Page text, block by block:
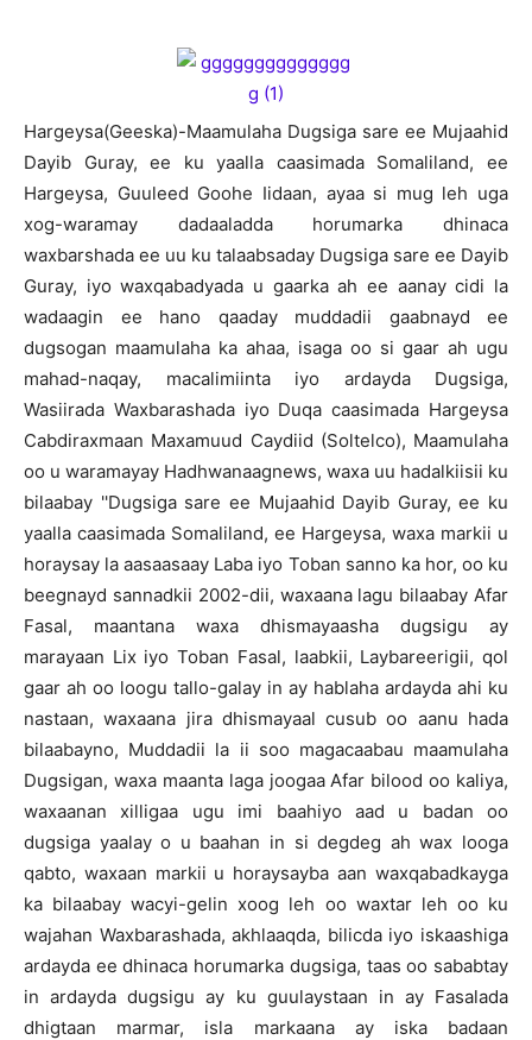
Hargeysa(Geeska)-Maamulaha Dugsiga sare ee Mujaahid
Dayib Guray, ee ku yaalla caasimada Somaliland, ee
Hargeysa, Guuleed Goohe Iidaan, ayaa si mug leh uga
xog-waramay dadaaladda horumarka dhinaca
waxbarshada ee uu ku talaabsaday Dugsiga sare ee Dayib
Guray, iyo waxqabadyada u gaarka ah ee aanay cidi la
wadaagin ee hano qaaday muddadii gaabnayd ee
dugsogan maamulaha ka ahaa, isaga oo si gaar ah ugu
mahad-naqay, macalimiinta iyo ardayda Dugsiga,
Wasiirada Waxbarashada iyo Duqa caasimada Hargeysa
Cabdiraxmaan Maxamuud Caydiid (Soltelco), Maamulaha
oo u waramayay Hadhwanaagnews, waxa uu hadalkiisii ku
bilaabay ''Dugsiga sare ee Mujaahid Dayib Guray, ee ku
yaalla caasimada Somaliland, ee Hargeysa, waxa markii u
horaysay la aasaasaay Laba iyo Toban sanno ka hor, oo ku
beegnayd sannadkii 2002-dii, waxaana lagu bilaabay Afar
Fasal, maantana waxa dhismayaasha dugsigu ay
marayaan Lix iyo Toban Fasal, laabkii, Laybareerigii, qol
gaar ah oo loogu tallo-galay in ay hablaha ardayda ahi ku
nastaan, waxaana jira dhismayaal cusub oo aanu hada
bilaabayno, Muddadii la ii soo magacaabau maamulaha
Dugsigan, waxa maanta laga joogaa Afar bilood oo kaliya,
waxaanan xilligaa ugu imi baahiyo aad u badan oo
dugsiga yaalay o u baahan in si degdeg ah wax looga
qabto, waxaan markii u horaysayba aan waxqabadkayga
ka bilaabay wacyi-gelin xoog leh oo waxtar leh oo ku
wajahan Waxbarashada, akhlaaqda, bilicda iyo iskaashiga
ardayda ee dhinaca horumarka dugsiga, taas oo sababtay
in ardayda dugsigu ay ku guulaystaan in ay Fasalada
dhigtaan marmar, isla markaana ay iska badaan